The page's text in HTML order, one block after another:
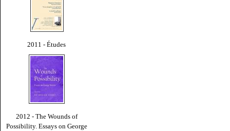
2011 - Études
2012 - The Wounds of
Possibility. Essays on George